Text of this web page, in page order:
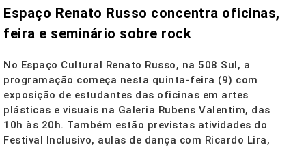
Espaço Renato Russo concentra oficinas,
feira e seminário sobre rock
No Espaço Cultural Renato Russo, na 508 Sul, a
programação começa nesta quinta-feira (9) com
exposição de estudantes das oficinas em artes
plásticas e visuais na Galeria Rubens Valentim, das
10h às 20h. Também estão previstas atividades do
Festival Inclusivo, aulas de dança com Ricardo Lira,